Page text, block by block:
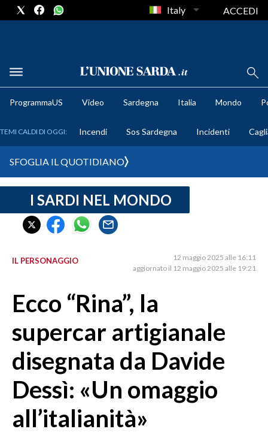
METEO
CRONACA SARDEGNA
CAGLIARI
SULCIS IGLESIENTE
ORISTANO E PROVINCIA
SASSARI E PROVINCIA
GALLURA
NUORO E PROVINCIA
OGLIASTRA
AGENDA
CRONACA
ITALIA
Italy ACCEDI
ProgrammaUS Video Sardegna Italia Mondo
TEMI CALDI DI OGGI: Incendi Sos Sardegna Incidenti
SFOGLIA IL QUOTIDIANO
I SARDI NEL MONDO
IL PERSONAGGIO
12 maggio 2025 alle 16:11
aggiornato il 12 maggio 2025 alle 19:21
Ecco “Rina”, la
supercar artigianale
disegnata da Davide
Dessì: «Un omaggio
all’italianità»